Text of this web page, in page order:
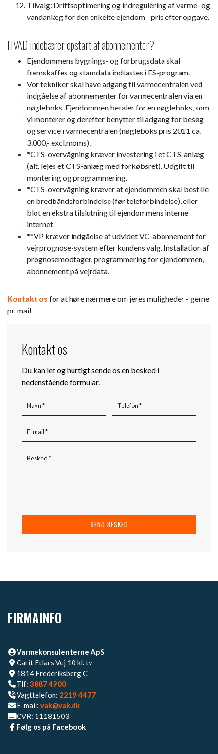
Tilvalg: Driftsoptimering og indregulering af varme- og
vandanlæg for den enkelte ejendom - pris efter opgave.
HVAD indebærer opstart af abonnementer?
Ejendommens bygnings- og forbrugsdata skal
fremskaffes og stamdata indtastes i ES-program.
Vor tekniker skal have adgang til varmecentralen ved
indgåelse af abonnementer for varmecentralen via en
nøgleboks. Ejendommen betaler for en nøgleboks, som
vi monterer og derefter benytter til adgang for besøg
og service i varmecentralen (nøgleboks pris 2011 ca.
3.000,- excl.moms).
*CTS-overvågning kræver investering i et CTS-anlæg
(alt. lejes et CTS-anlæg med forkøbsret). Udgift til
montering og programmering.
*CTS-overvågning kræver at ejendommen skal bestille
en bredbåndsforbindelse (før teleforbindelse), eller
blot en ekstra tilslutning til ejendommens interne
internet.
**VP kræver indgåelse af udvidet VC-abonnement for
vejrprognose-system efter kundens valg. Installation af
prognosemodtager, programmering for ejendommen,
abonnement på vejrdata.​
Kontakt os for at høre nærmere om jeres muligheder - gerne
pr. mail​
Kontakt os
Du kan let og hurtigt sende os en besked i
nedenstående formular.
FIRMAINFO
Varmekonsulenterne ApS
Carit Etlars Vej 10 kl. tv
1814 Frederiksberg C
Tlf: 3887 4900
Vagttelefon: 2219 4477​
E-mail: vak@vak.dk
CVR: 11181503
Følg os på Facebook